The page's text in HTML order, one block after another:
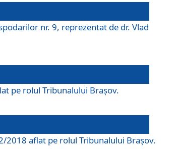
nr. 9, reprezentat de dr. Vlad
pe rolul Tribunalului Braşov.
2018 aflat pe rolul Tribunalului Braşov.